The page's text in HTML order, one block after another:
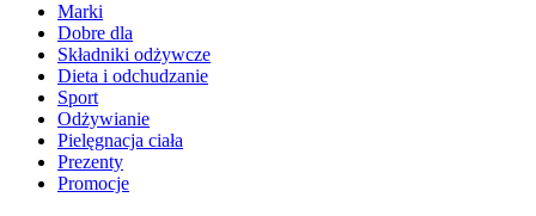
Marki
Dobre dla
Składniki odżywcze
Dieta i odchudzanie
Sport
Odżywianie
Pielęgnacja ciała
Prezenty
Promocje